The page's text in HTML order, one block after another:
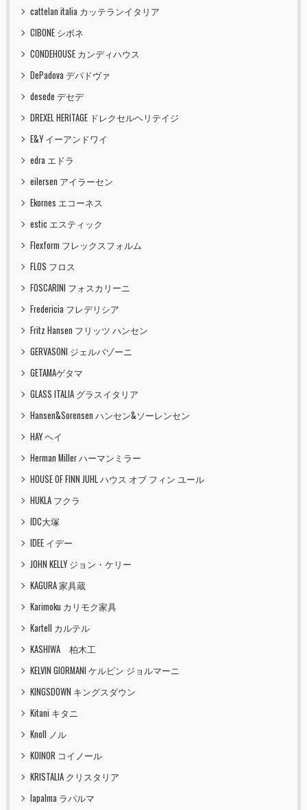
cattelan italia カッテランイタリア
CIBONE シボネ
CONDEHOUSE カンディハウス
DePadova デパドヴァ
desede デセデ
DREXEL HERITAGE ドレクセルヘリテイジ
E&Y イーアンドワイ
edra エドラ
eilersen アイラーセン
Ekornes エコーネス
estic エスティック
Flexform フレックスフォルム
FLOS フロス
FOSCARINI フォスカリーニ
Fredericia フレデリシア
Fritz Hansen フリッツ ハンセン
GERVASONI ジェルバゾーニ
GETAMAゲタマ
GLASS ITALIA グラスイタリア
Hansen&Sorensen ハンセン&ソーレンセン
HAY ヘイ
Herman Miller ハーマンミラー
HOUSE OF FINN JUHL ハウス オブ フィン ユール
HUKLA フクラ
IDC大塚
IDEE イデー
JOHN KELLY ジョン・ケリー
KAGURA 家具蔵
Karimoku カリモク家具
Kartell カルテル
KASHIWA 柏木工
KELVIN GIORMANI ケルビン ジョルマーニ
KINGSDOWN キングスダウン
Kitani キタニ
Knoll ノル
KOINOR コイノール
KRISTALIA クリスタリア
lapalma ラパルマ